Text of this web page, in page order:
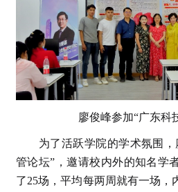
廖俊峰参加“广东科
为了活跃学院的学术氛围，
管论坛”，邀请校内外的知名学
了25场，平均每两周就有一场，